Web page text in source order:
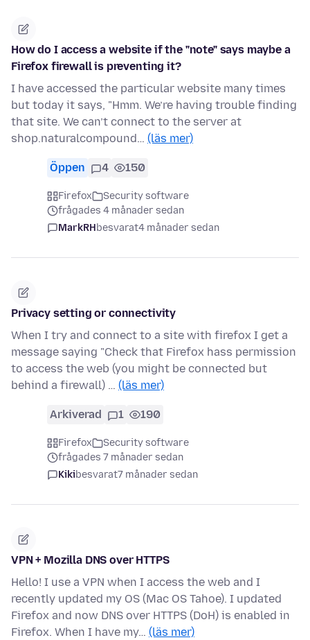
How do I access a website if the "note" says maybe a
Firefox firewall is preventing it?
I have accessed the particular website many times
but today it says, "Hmm. We’re having trouble finding
that site. We can’t connect to the server at
shop.naturalcompound… (läs mer)
Öppen 4 150
Firefox
Security software
frågades 4 månader sedan
MarkRHbesvarat4 månader sedan
Privacy setting or connectivity
When I try and connect to a site with firefox I get a
message saying "Check that Firefox hass permission
to access the web (you might be connected but
behind a firewall) … (läs mer)
Arkiverad 1 190
Firefox
Security software
frågades 7 månader sedan
Kikibesvarat7 månader sedan
VPN + Mozilla DNS over HTTPS
Hello! I use a VPN when I access the web and I
recently updated my OS (Mac OS Tahoe). I updated
Firefox and now DNS over HTTPS (DoH) is enabled in
Firefox. When I have my… (läs mer)